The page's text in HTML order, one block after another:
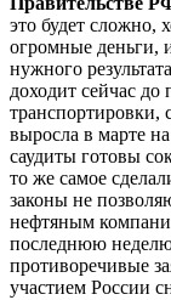
это будет сложно,
огромные деньги,
нужного
доходит сейчас до
транспортировки,
выросла в марте
саудиты готовы
то же самое
законы не
нефтяным
последнюю
противоречивые
участием России